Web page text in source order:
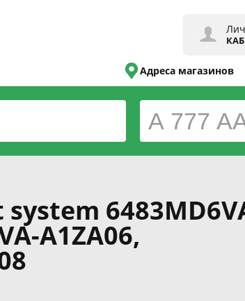
Адреса магазинов
system
A1ZA06,